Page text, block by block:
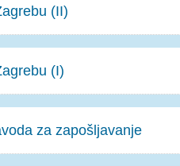
(II)
(I)
za zapošljavanje